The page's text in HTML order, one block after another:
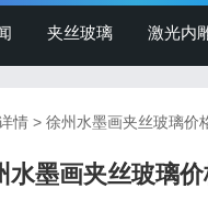
夹丝玻璃 激光内
情 > 徐州水墨画夹丝玻璃价
水墨画夹丝玻璃